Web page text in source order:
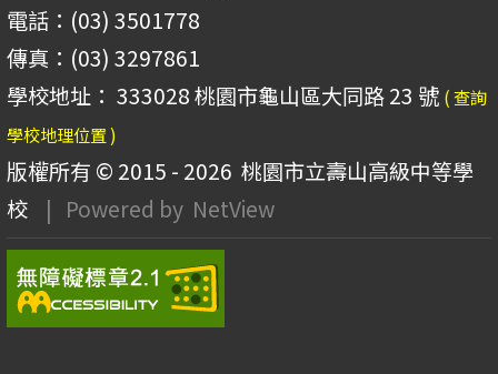
電話：(03) 3501778
傳真：(03) 3297861
學校地址： 333028 桃園市龜山區大同路 23 號 ( 查詢
學校地理位置 )
版權所有 © 2015 - 2026 桃園市立壽山高級中等學
校
| Powered by NetView